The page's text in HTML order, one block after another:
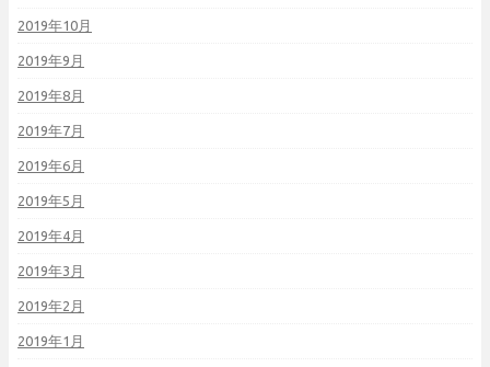
2019年10月
2019年9月
2019年8月
2019年7月
2019年6月
2019年5月
2019年4月
2019年3月
2019年2月
2019年1月